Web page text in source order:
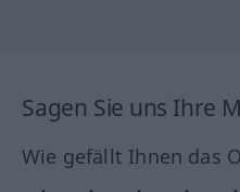
Sagen Sie uns Ihre
Wie gefällt Ihnen das